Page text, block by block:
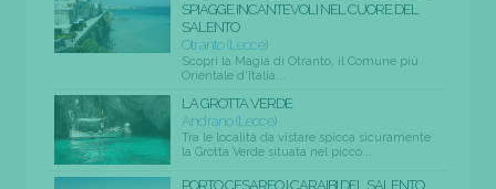
SPIAGGE INCANTEVOLI NEL CUORE DEL
SALENTO
Otranto (Lecce)
Scopri la Magia di Otranto, il Comune più
Orientale d'Italia...
LA GROTTA VERDE
Andrano (Lecce)
Tra le località da vistare spicca sicuramente
la Grotta Verde situata nel picco...
PORTO CESAREO I CARAIBI DEL SALENTO